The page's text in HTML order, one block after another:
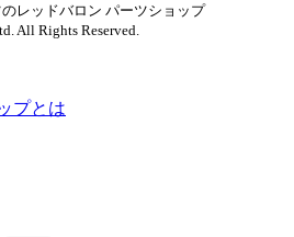
レッドバロン パーツショップ
All Rights Reserved.
プとは